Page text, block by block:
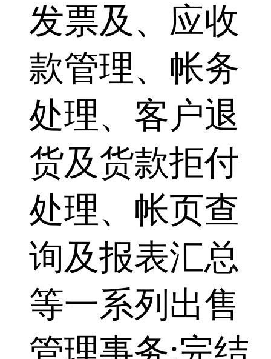
发票及、应收
款管理、帐务
处理、客户退
货及货款拒付
处理、帐页查
询及报表汇总
等一系列出售